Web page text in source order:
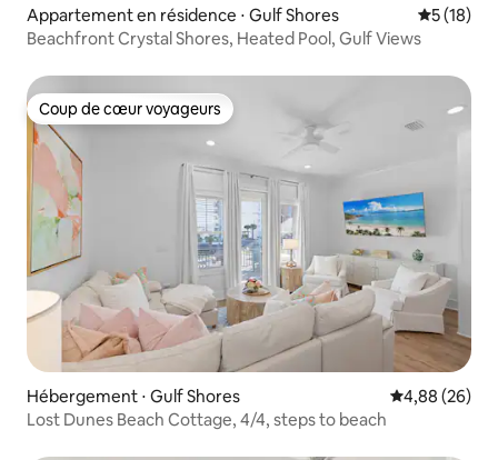
Appartement en résidence ⋅ Gulf Shores
5 (18)
Beachfront Crystal Shores, Heated Pool, Gulf Views
Coup de cœur voyageurs
Coup de cœur voyageurs
Hébergement ⋅ Gulf Shores Évaluation
4,88 (26)
Lost Dunes Beach Cottage, 4/4, steps to beach